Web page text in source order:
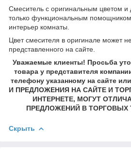
Смеситель с оригинальным цветом и
только функциональным помощником
интерьер комнаты.
Цвет смесителя в оригинале может
представленного на сайте.
Уважаемые клиенты! Просьба
товара у представителя
телефону указанному на сайте
И ПРЕДЛОЖЕНИЯ НА САЙТЕ И
ИНТЕРНЕТЕ, МОГУТ
ПРЕДЛОЖЕНИЙ В ТОРГОВЫХ
Скрыть